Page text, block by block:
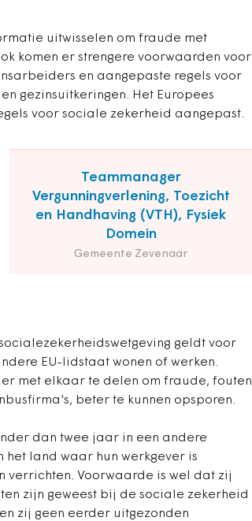
uitwisselen om fraude met
komen er strengere voorwaarden voor
en aangepaste regels voor
gezinsuitkeringen. Het Europees
voor sociale zekerheid aangepast.
Teammanager
Vergunningverlening, Toezicht
en Handhaving (VTH), Fysiek
Domein
Gemeente Zevenaar
geldt voor
EU-lidstaat wonen of werken.
met elkaar te delen om fraude, fouten
beter te kunnen opsporen.
dan twee jaar in een andere
het land waar hun werkgever is
verrichten. Voorwaarde is wel dat zij
zijn geweest bij de sociale zekerheid
zij geen eerder uitgezonden